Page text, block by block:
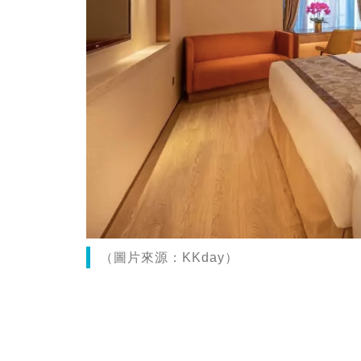
（圖片來源：KKday）